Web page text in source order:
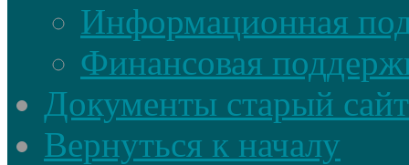
Информационная
Финансовая
Документы старый сайт
Вернуться к началу